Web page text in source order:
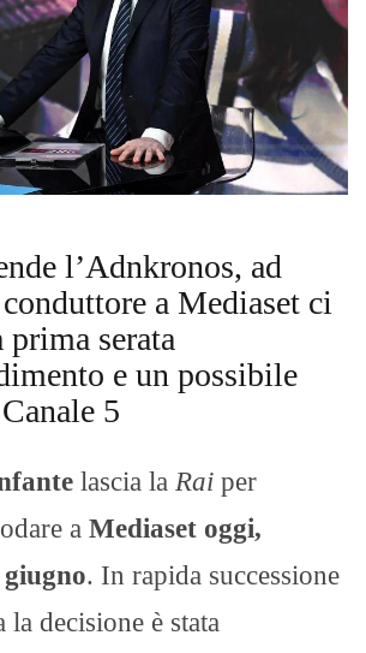
l’Adnkronos, ad
a Mediaset ci
prima serata
e un possibile
5
lascia la Rai per
a Mediaset oggi,
. In rapida successione
la decisione è stata